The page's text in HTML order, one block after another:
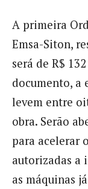
A primeira
Emsa-Siton,
será de R$
documento, a
levem entre
obra. Serão
para acelerar
autorizadas a
as máquinas